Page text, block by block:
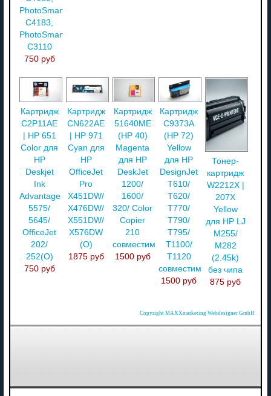
PhotoSmart
C4183,
PhotoSmart
C3110
750 руб
Картридж
C2P11AE
| HP 651
Color для
HP
Deskjet
Ink
Advantage
5575/
5645/
OfficeJet
202/
252(О)
750 руб
Картридж
CN622AE
| HP 971
Cyan для
HP
OfficeJet
Pro
X451DW/
X476DW/
X551DW/
X576DW
(О)
1875 руб
Картридж
51640ME
(HP 40)
Magenta
для HP
DeskJet
1200/
1600/
320/ Color
Copier
210
совместимый
1500 руб
Картридж
C9373A
(HP 72)
Yellow
для HP
DesignJet
T610/
T620/
T770/
T790/
T795/
T1100/
T1120
совместимый
1500 руб
Тонер-
картридж
W2212X |
207X
Yellow
для HP LJ
M255/
M282
(2.45k)
без чипа
875 руб
Copyright MAXXmarketing Webdesigner GmbH